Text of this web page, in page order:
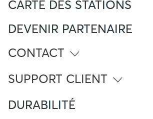
CARTE DES STATIONS
DEVENIR PARTENAIRE
CONTACT
SUPPORT CLIENT
(+33) 805 080 002
DURABILITÉ